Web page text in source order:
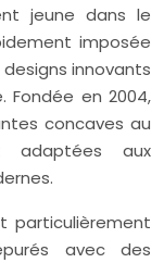
jeune dans le
imposée
innovants
en 2004,
concaves au
adaptées aux
particulièrement
avec des